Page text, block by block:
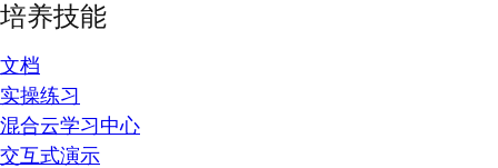
培养技能
文档
实操练习
混合云学习中心
交互式演示